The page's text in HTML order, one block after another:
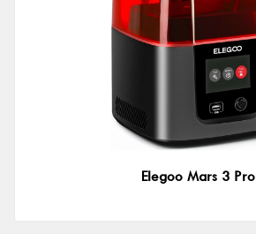
Elegoo Mars 3 Pro